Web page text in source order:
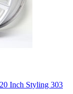
Inch Styling 303